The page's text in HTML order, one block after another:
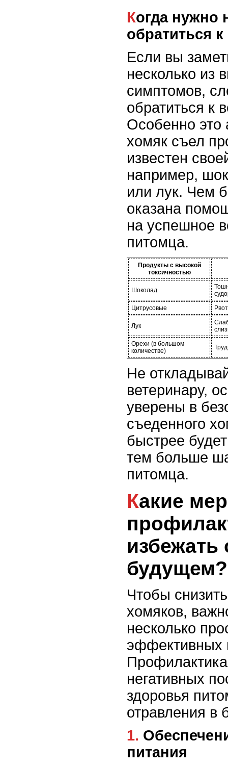
Когда нужно немедленно
обратиться
Если вы
несколько из
симптомов,
обратиться к
Особенно это
хомяк съел
известен
например,
или лук. Чем
оказана
на успешное
питомца.
Продукты с высокой
токсичностью
Шоколад
Цитрусовые
Лук
Орехи (в большом
количестве)
Не
ветеринару,
уверены в
съеденного
быстрее
тем больше
питомца.
Какие меры
избежать
будущем?
Чтобы
хомяков,
несколько
эффективных
негативных
здоровья
отравления в
1. Обеспечение безопасного
питания